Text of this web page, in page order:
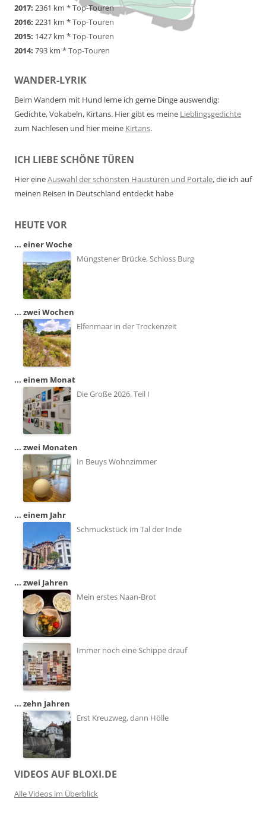
2017: 2361 km *Top-Touren
2016: 2231 km *Top-Touren
2015: 1427 km *Top-Touren
2014: 793 km *Top-Touren
WANDER-LYRIK
Beim Wandern mit Hund lerne ich gerne Dinge auswendig:
Gedichte, Vokabeln, Kirtans. Hier gibt es meine Lieblingsgedichte
zum Nachlesen und hier meine Kirtans.
ICH LIEBE SCHÖNE TÜREN
Hier eineAuswahl der schönsten Haustüren und Portale, die ich auf
meinen Reisen in Deutschland entdeckt habe
HEUTE VOR
... einer Woche
Müngstener Brücke, Schloss Burg
... zwei Wochen
Elfenmaar in der Trockenzeit
... einem Monat
Die Große 2026, Teil I
... zwei Monaten
In Beuys Wohnzimmer
... einem Jahr
Schmuckstück im Tal der Inde
... zwei Jahren
Mein erstes Naan-Brot
Immer noch eine Schippe drauf
... zehn Jahren
Erst Kreuzweg, dann Hölle
VIDEOS AUF BLOXI.DE
Alle Videos im Überblick